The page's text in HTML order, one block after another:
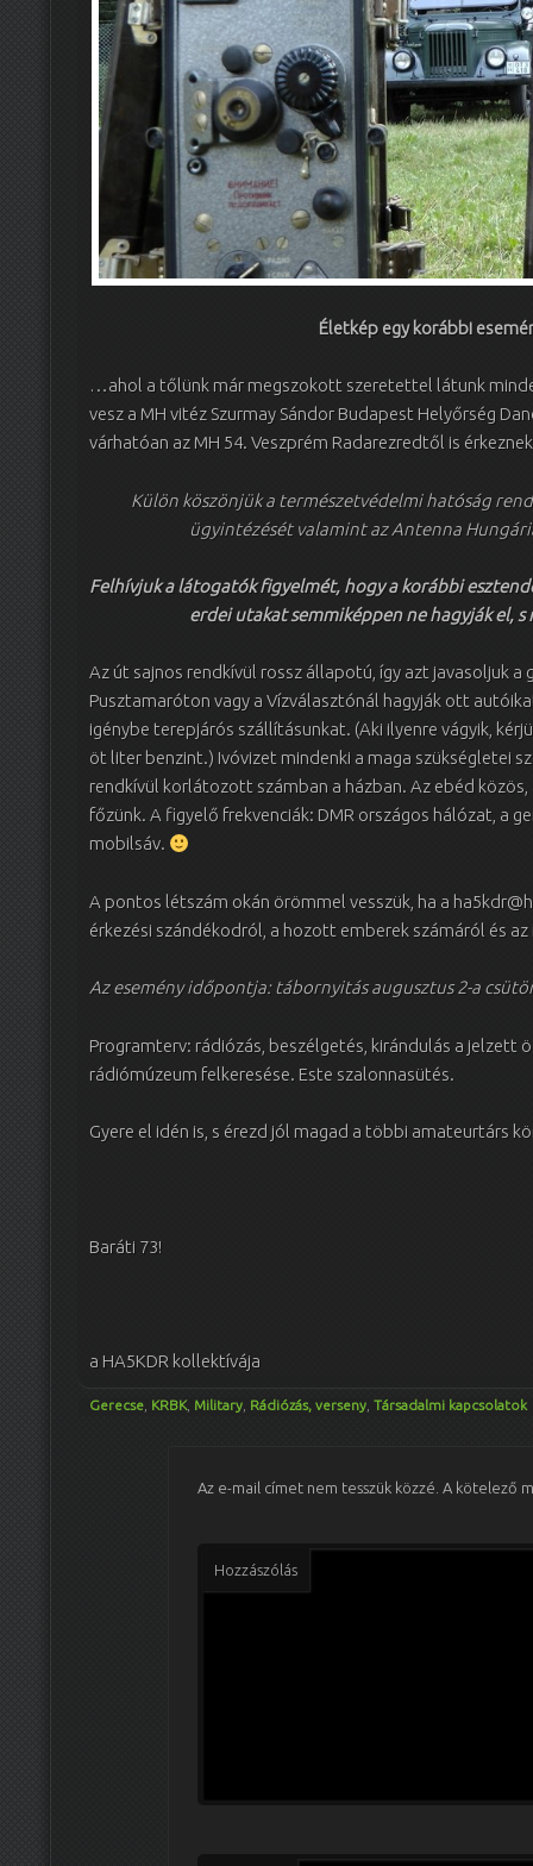
Életkép egy korábbi
…ahol a tőlünk már megszokott szeretettel látunk
vesz a MH vitéz Szurmay Sándor Budapest Helyőrség
várhatóan az MH 54. Veszprém Radarezredtől is
Külön köszönjük a természetvédelmi hatóság
ügyintézését valamint az Antenna
Felhívjuk a látogatók figyelmét, hogy a korábbi
erdei utakat semmiképpen ne hagyják el, s
Az út sajnos rendkívül rossz állapotú, így azt javasoljuk a
Pusztamaróton vagy a Vízválasztónál hagyják ott
igénybe terepjárós szállításunkat. (Aki ilyenre vágyik,
öt liter benzint.) Ivóvizet mindenki a maga szükségletei
rendkívül korlátozott számban a házban. Az ebéd
főzünk. A figyelő frekvenciák: DMR országos hálózat, a
mobilsáv.
A pontos létszám okán örömmel vesszük, ha a
érkezési szándékodról, a hozott emberek számáról és
Az esemény időpontja: tábornyitás augusztus 2-a
Programterv: rádiózás, beszélgetés, kirándulás a jelzett
rádiómúzeum felkeresése. Este szalonnasütés.
Gyere el idén is, s érezd jól magad a többi amateurtárs
Baráti 73!
a HA5KDR kollektívája
Gerecse KRBK, Military Rádiózás, verseny Társadalmi kapcsolatok
Az e-mail címet nem tesszük közzé. A kötelező
Hozzászólás